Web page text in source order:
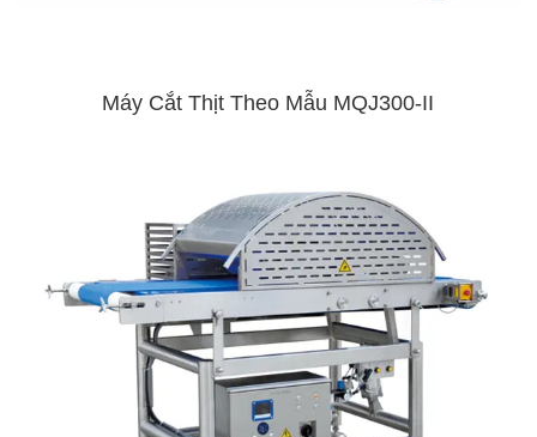
Máy Cắt Thịt Theo Mẫu MQJ300-II